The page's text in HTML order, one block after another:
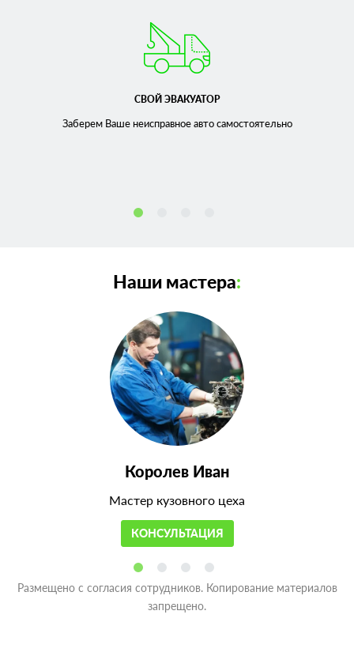
СВОЙ ЭВАКУАТОР
Заберем Ваше неисправноеавто самостоятельно
Наши мастера:
Королев Иван
Мастер кузовного цеха
КОНСУЛЬТАЦИЯ
Размещено с согласия сотрудников. Копирование материалов
запрещено.